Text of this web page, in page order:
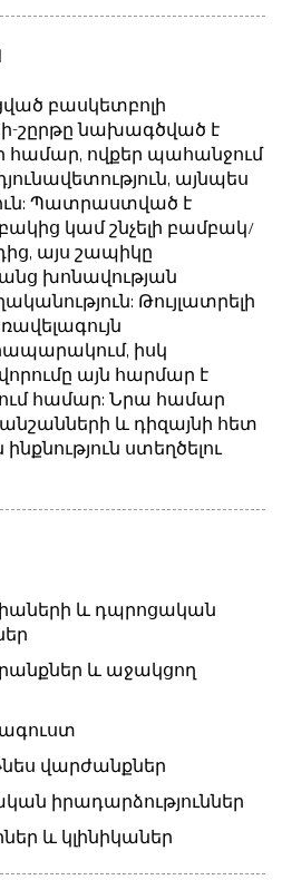
բասկետբոլի
շըրթը նախագծված է
համար, ովքեր պահանջում
այնպես
Պատրաստված է
կամ շնչելի բամբակ/
այս շապիկը
խոնավության
Թույլատրելի
իսկ
այն հարմար է
համար: Նրա համար
և դիզայնի հետ
ստեղծելու
և դպրոցական
և աջակցող
վարժանքներ
իրադարձություններ
և կլինիկաներ